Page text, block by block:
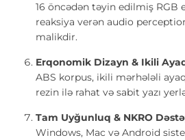
16 öncədən təyin edilmiş RGB
reaksiya verən audio
malikdir.
Erqonomik Dizayn & Ikili
ABS korpus, ikili mərhələli
rezin ilə rahat və sabit yazı
Tam Uyğunluq & NKRO
Windows, Mac və Android